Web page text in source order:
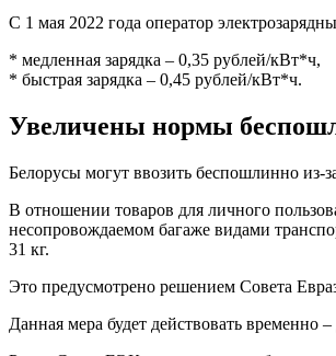
C 1 мая 2022 года оператор
* медленная зарядка – 0,35 рублей/кВт*ч,
* быстрая зарядка – 0,45 рублей/кВт*ч.
Увеличены нормы
Белорусы могут ввозить беспошлинно из-
В отношении товаров для личного
несопровождаемом багаже видами
31 кг.
Это предусмотрено решением Совета
Данная мера будет действовать временно